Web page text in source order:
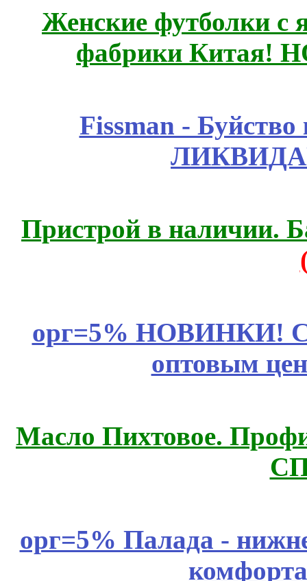
Женские футболки с
фабрики Китая!
Fissmаn -
Пристрой в наличии.
орг=5% НОВИНКИ!
оптовым
Масло Пихтовое.
орг=5% Палада -